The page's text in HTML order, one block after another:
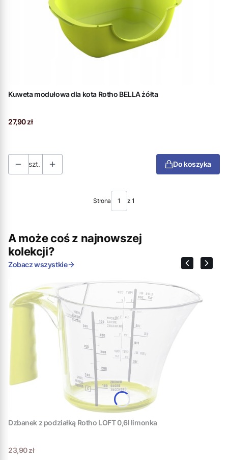
Kuweta modułowa dla kota Rotho BELLA żółta
Cena
27,90 zł
szt. Do koszyka
Strona z 1
A może coś z najnowszej
kolekcji?
Zobacz wszystkie
Dzbanek z podziałką Rotho LOFT 0,6l limonka
Cena
23,90 zł